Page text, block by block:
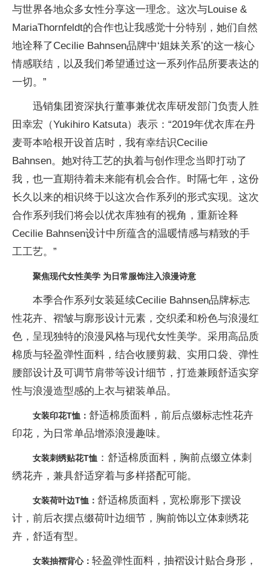
与世界各地众多女性分享这一理念。这次与Louise &
MariaThornfeldt的合作也让我感觉十分特别，她们自然
地诠释了Cecilie Bahnsen品牌中‘姐妹关系’的这一核心
情感联结，以及我们希望通过这一系列作品所要表达的
一切。”
迅销集团资深执行董事兼优衣库研发部门负责人胜
田幸宏（Yukihiro Katsuta）表示：“2019年优衣库在丹
麦哥本哈根开设首店时，我有幸结识Cecilie
Bahnsen。她对待工艺的执着与创作理念当即打动了
我，也一直期待着未来能有机会合作。时隔七年，这份
长久以来的相识终于以这次合作系列的形式实现。这次
合作系列我们将会以优衣库独有的视角，重新诠释
Cecilie Bahnsen设计中所蕴含的温暖情感与精致的手
工工艺。”
聚焦现代女性美学 为日常服饰注入浪漫诗意
本季合作系列女装延续Cecilie Bahnsen品牌标志
性花卉、褶皱与廓形设计元素，交织柔和粉色与浪漫红
色，呈现独特的浪漫风格与现代女性美学。采用高品质
棉质与轻盈弹性面料，结合收腰剪裁、实用口袋、弹性
腰部设计及可调节肩带等设计细节，打造兼顾舒适实穿
性与浪漫造型感的上衣与裙装单品。
女装印花T恤： 舒适棉质面料，前后点缀标志性花卉
印花，为日常单品增添浪漫趣味。
女装刺绣贴花T恤 ：舒适棉质面料，胸前点缀立体刺
绣花卉，兼具舒适穿着与多样搭配可能。
女装荷叶边T恤： 舒适棉质面料，宽松廓形下摆设
计，前后衣摆点缀荷叶边细节，胸前饰以立体刺绣花
卉，舒适有型。
女装抽褶背心： 轻盈弹性面料，抽褶设计贴合身形，